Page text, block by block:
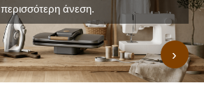
›
περισσότερη άνεση.